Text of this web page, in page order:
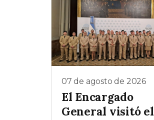
07 de agosto de 2026
El Encargado
General visitó el